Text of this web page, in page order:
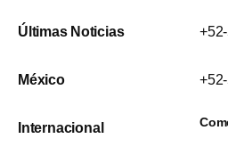
Últimas Noticias
México
Internacional